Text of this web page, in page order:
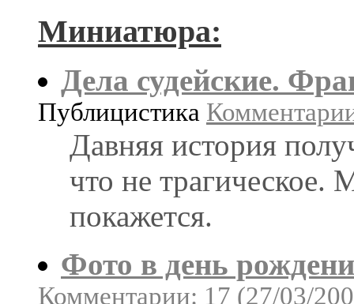
Миниатюра:
Дела судейские.
Публицистика
Давняя история
что не
покажется.
Фото в день
Комментарии: 17 (27/03/